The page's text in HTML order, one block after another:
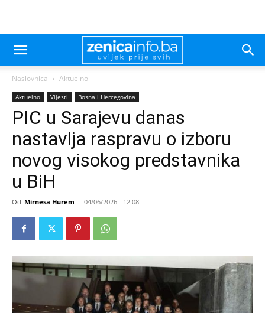
Naslovnica Aktuelno
Aktuelno Vijesti Bosna i Hercegovina
PIC u Sarajevu danas
nastavlja raspravu o izboru
novog visokog predstavnika
u BiH
Od Mirnesa Hurem - 04/06/2026 - 12:08